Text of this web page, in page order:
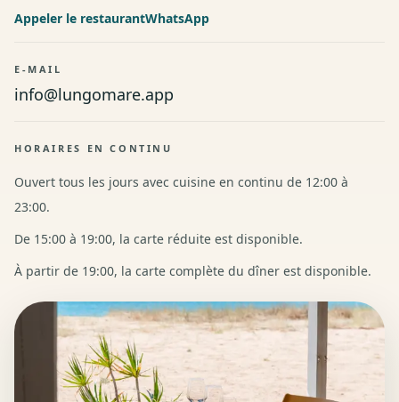
Appeler le restaurantWhatsApp
E-MAIL
info@lungomare.app
HORAIRES EN CONTINU
Ouvert tous les jours avec cuisine en continu de 12:00 à
23:00.
De 15:00 à 19:00, la carte réduite est disponible.
À partir de 19:00, la carte complète du dîner est disponible.